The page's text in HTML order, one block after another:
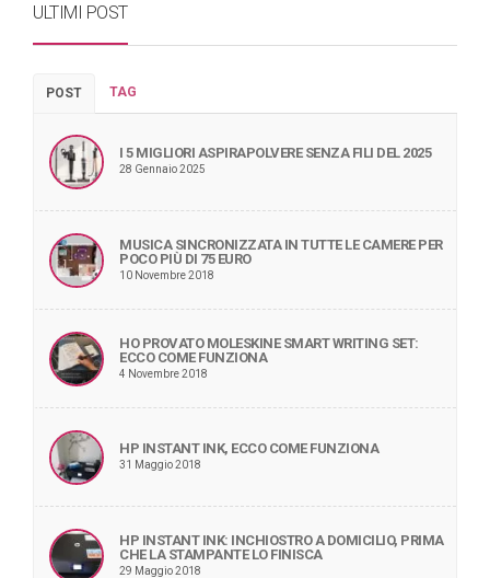
ULTIMI POST
POST TAG
I 5 MIGLIORI ASPIRAPOLVERE SENZA FILI DEL 2025
28 Gennaio 2025
MUSICA SINCRONIZZATA IN TUTTE LE CAMERE PER
POCO PIÙ DI 75 EURO
10 Novembre 2018
HO PROVATO MOLESKINE SMART WRITING SET:
ECCO COME FUNZIONA
4 Novembre 2018
HP INSTANT INK, ECCO COME FUNZIONA
31 Maggio 2018
HP INSTANT INK: INCHIOSTRO A DOMICILIO, PRIMA
CHE LA STAMPANTE LO FINISCA
29 Maggio 2018